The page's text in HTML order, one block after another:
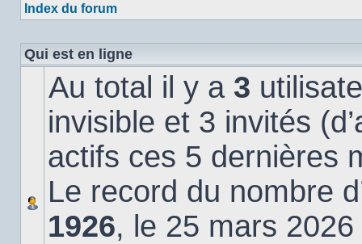
Index du forum
Qui est en ligne
Au total il y a 3
invisible et 3 invités
actifs ces 5 dernières
Le record du nombre
1926, le 25 mars 2026